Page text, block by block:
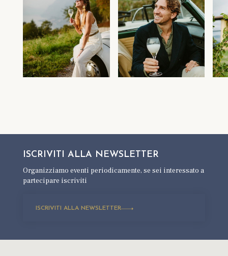
ISCRIVITI ALLA NEWSLETTER
Organizziamo eventi periodicamente,se sei interessato a
partecipare iscriviti
ISCRIVITI ALLA NEWSLETTER